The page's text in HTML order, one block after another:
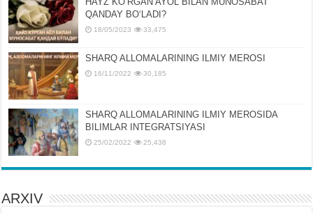
QANDAY BOʻLADI?
18/05/2023 33,475
SHARQ ALLOMALARINING ILMIY MEROSI
16/11/2022 30,185
SHARQ ALLOMALARINING ILMIY MЕROSIDA
BILIMLAR INTЕGRATSIYASI
25/02/2022 25,438
ARXIV